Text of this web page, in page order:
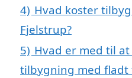
4) Hvad koster
Fjelstrup?
5) Hvad er med til
tilbygning med fladt